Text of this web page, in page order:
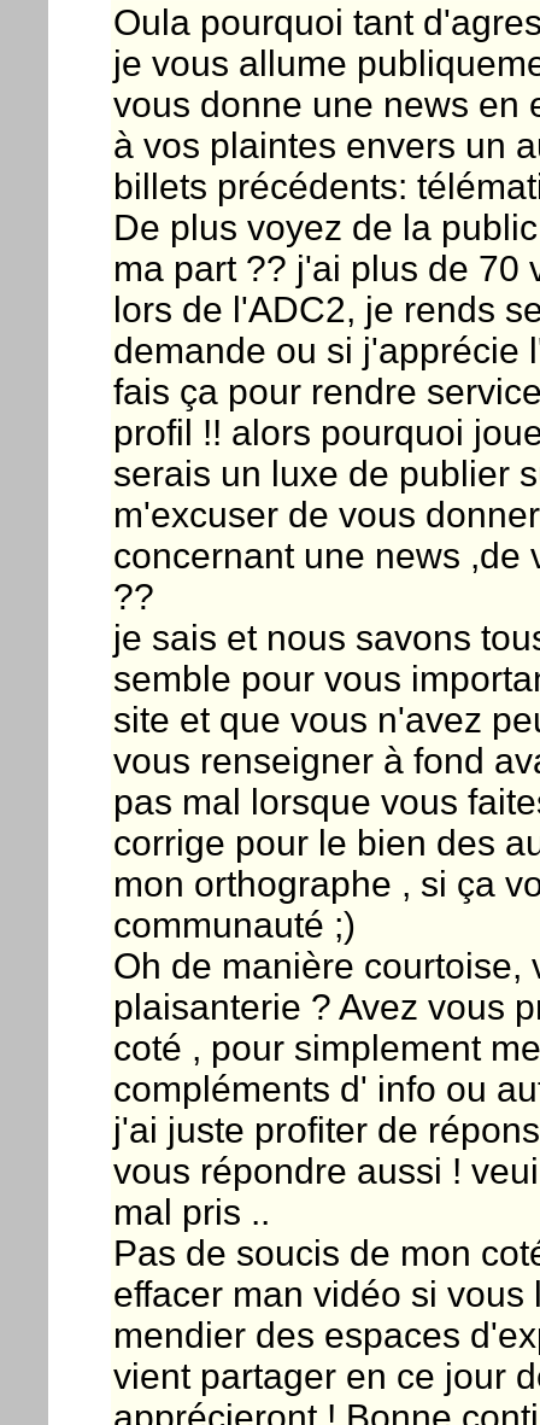
Oula pourquoi tant
je vous allume
vous donne une news en
à vos plaintes envers un
billets précédents:
De plus voyez de la
ma part ?? j'ai plus de 70
lors de l'ADC2, je rends
demande ou si j'apprécie
fais ça pour rendre
profil !! alors pourquoi
serais un luxe de publier
m'excuser de vous
concernant une news ,de
??
je sais et nous savons
semble pour vous
site et que vous n'avez
vous renseigner à fond
pas mal lorsque vous
corrige pour le bien des
mon orthographe , si ça
communauté ;)
Oh de manière courtoise,
plaisanterie ? Avez vous
coté , pour simplement
compléments d' info ou
j'ai juste profiter de
vous répondre aussi !
mal pris ..
Pas de soucis de mon
effacer man vidéo si
mendier des espaces
vient partager en ce jour
apprécieront ! Bonne